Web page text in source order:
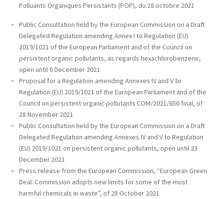
Polluants Organiques Persistants (POP), du 28 octobre 2021
Public Consultation held by the European Commission on a Draft
Delegated Regulation amending Annex I to Regulation (EU)
2019/1021 of the European Parliament and of the Council on
persistent organic pollutants, as regards hexachlorobenzene,
open until 6 December 2021
Proposal for a Regulation amending Annexes IV and V to
Regulation (EU) 2019/1021 of the European Parliament and of the
Council on persistent organic pollutants COM/2021/656 final, of
28 November 2021
Public Consultation held by the European Commission on a Draft
Delegated Regulation amending Annexes IV and V to Regulation
(EU) 2019/1021 on persistent organic pollutants, open until 23
December 2021
Press release from the European Commission, “European Green
Deal: Commission adopts new limits for some of the most
harmful chemicals in waste”, of 28 October 2021